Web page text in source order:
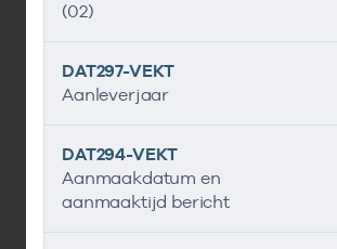
(02)
DAT297-VEKT
Aanleverjaar
DAT294-VEKT
Aanmaakdatum en
aanmaaktijd bericht